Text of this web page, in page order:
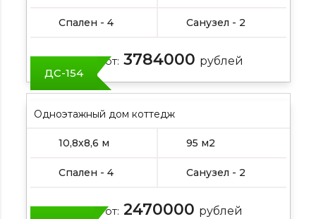
Спален - 4 Санузел - 2
Цена от: 3784000 рублей
ДС-154
Одноэтажный дом коттедж
10,8х8,6 м 95 м2
Спален - 4 Санузел - 2
Цена от: 2470000 рублей